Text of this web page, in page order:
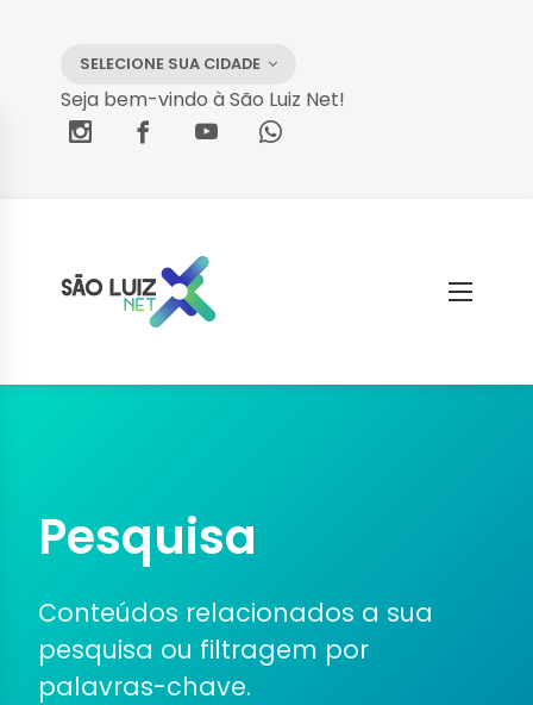
SELECIONE SUA CIDADE
Seja bem-vindo à São Luiz Net!
Pesquisa
Conteúdos relacionados a sua
pesquisa ou filtragem por
palavras-chave.